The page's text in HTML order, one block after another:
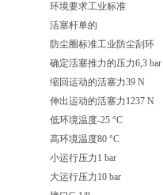
环境要求工业标准
活塞杆单的
防尘圈标准工业防尘刮环
确定活塞推力的压力6,3 bar
缩回运动的活塞力39 N
伸出运动的活塞力1237 N
低环境温度-25 °C
高环境温度80 °C
小运行压力1 bar
大运行压力10 bar